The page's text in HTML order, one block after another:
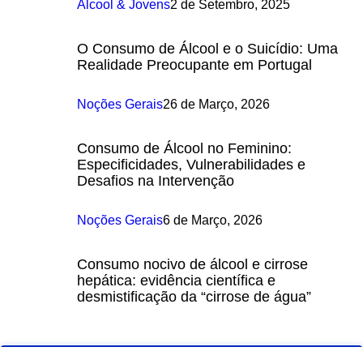
Álcool & Jovens2 de Setembro, 2025
O Consumo de Álcool e o Suicídio: Uma
Realidade Preocupante em Portugal
Noções Gerais26 de Março, 2026
Consumo de Álcool no Feminino:
Especificidades, Vulnerabilidades e
Desafios na Intervenção
Noções Gerais6 de Março, 2026
Consumo nocivo de álcool e cirrose
hepática: evidência científica e
desmistificação da “cirrose de água”